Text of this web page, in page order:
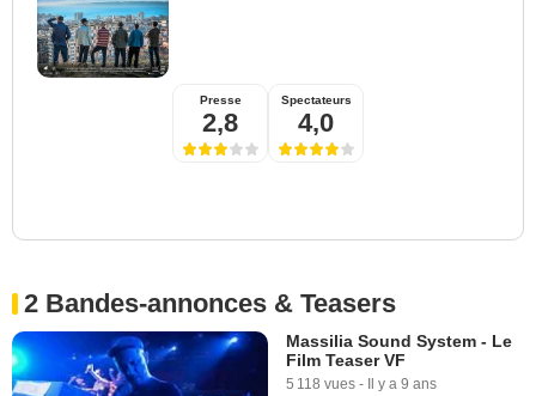
Presse
2,8
Spectateurs
4,0
2 Bandes-annonces & Teasers
Massilia Sound System - Le
Film Teaser VF
5 118 vues - Il y a 9 ans